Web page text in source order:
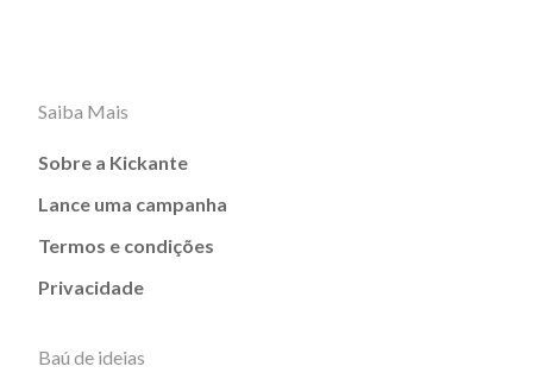
Saiba Mais
Sobre a Kickante
Lance uma campanha
Termos e condições
Privacidade
Baú de ideias